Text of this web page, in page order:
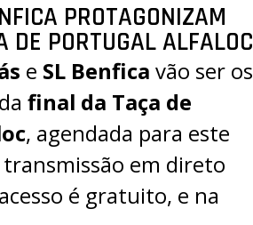
PROTAGONIZAM
DE PORTUGAL ALFALOC
e SL Benfica vão ser os
final da Taça de
, agendada para este
em direto
é gratuito, e na